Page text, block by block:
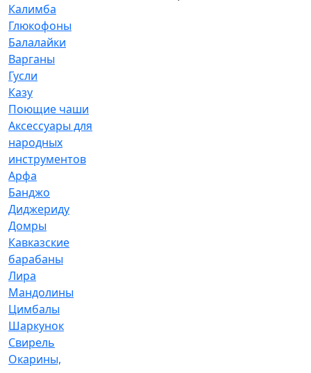
Калимба
Глюкофоны
Балалайки
Варганы
Гусли
Казу
Поющие чаши
Аксессуары для
народных
инструментов
Арфа
Банджо
Диджериду
Домры
Кавказские
барабаны
Лира
Мандолины
Цимбалы
Шаркунок
Свирель
Окарины,